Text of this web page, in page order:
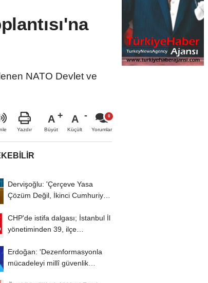
NATO Devlet ve
Yazdır
A
Büyüt
A
Küçült Yorumlar
Dervişoğlu: 'Çerçeve Yasa
Çözüm Değil, İkinci Cumhuriyet
CHP'de istifa dalgası; İstanbul İl
yönetiminden 39, ilçe
Erdoğan: 'Dezenformasyonla
mücadeleyi millî güvenlik